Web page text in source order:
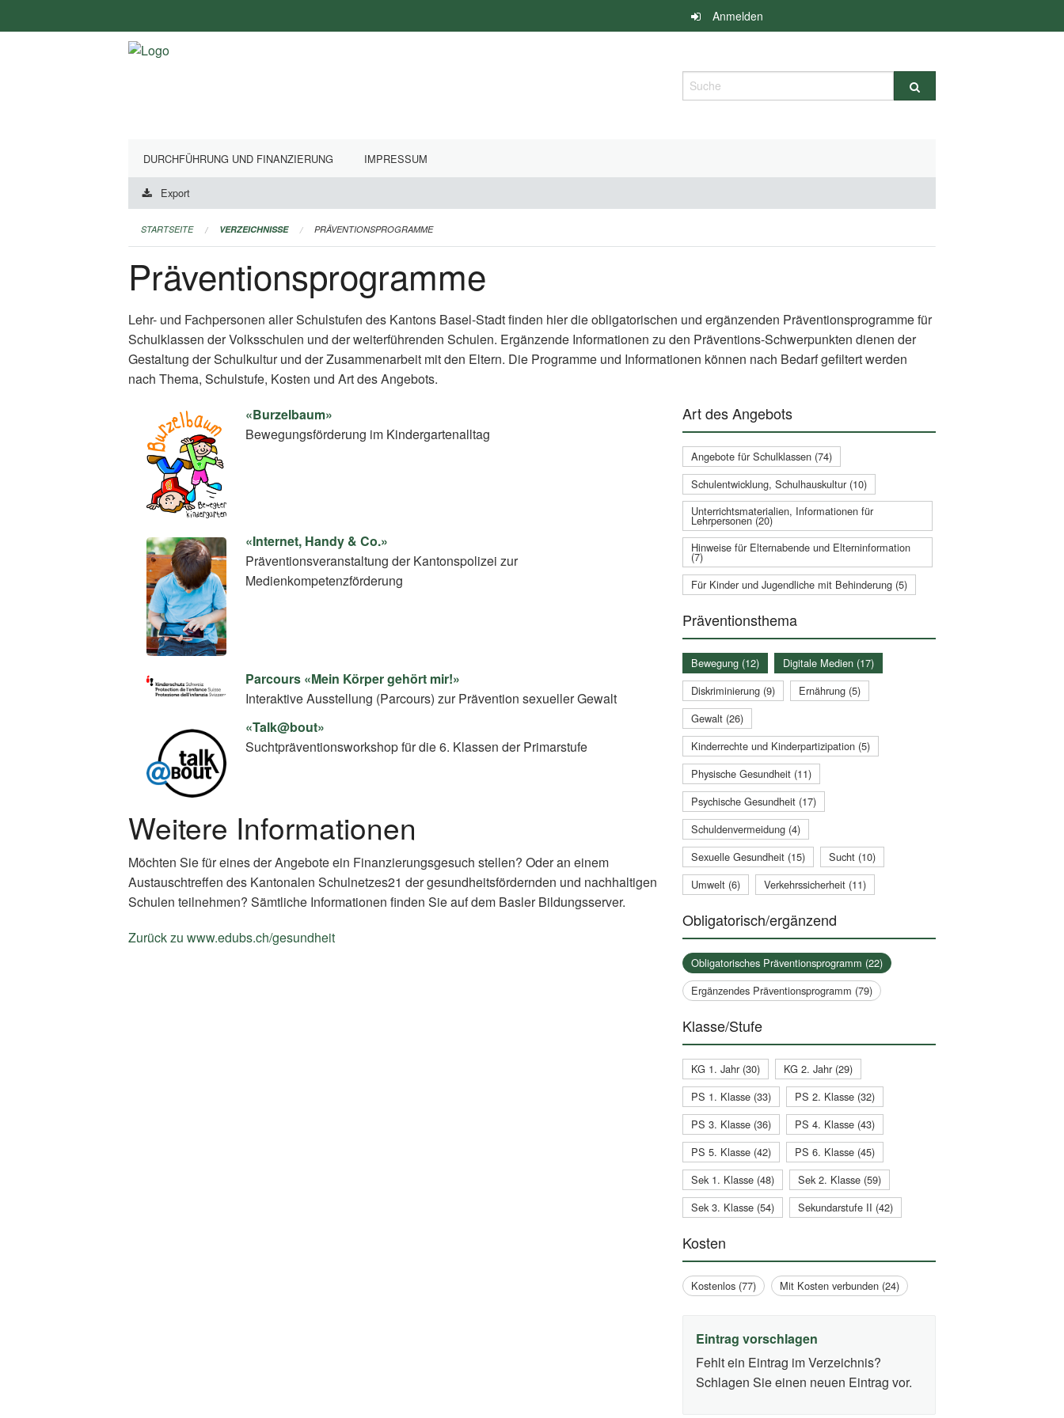
überspringen
Anmelden
Suche
DURCHFÜHRUNG UND FINANZIERUNG IMPRESSUM
Export
STARTSEITE VERZEICHNISSE PRÄVENTIONSPROGRAMME
Präventionsprogramme
Lehr- und Fachpersonen aller Schulstufen des Kantons Basel-Stadt finden hier die obligatorischen und ergänzenden Präventionsprogramme für
Schulklassen der Volksschulen und der weiterführenden Schulen. Ergänzende Informationen zu den Präventions-Schwerpunkten dienen der
Gestaltung der Schulkultur und der Zusammenarbeit mit den Eltern. Die Programme und Informationen können nach Bedarf gefiltert werden
nach Thema, Schulstufe, Kosten und Art des Angebots.
«Burzelbaum»
Bewegungsförderung im Kindergartenalltag
«Internet, Handy & Co.»
Präventionsveranstaltung der Kantonspolizei zur
Medienkompetenzförderung
Parcours «Mein Körper gehört mir!»
Interaktive Ausstellung (Parcours) zur Prävention sexueller Gewalt
«Talk@bout»
Suchtpräventionsworkshop für die 6. Klassen der Primarstufe
Weitere Informationen
Möchten Sie für eines der Angebote ein Finanzierungsgesuch stellen? Oder an einem
Austauschtreffen des Kantonalen Schulnetzes21 der gesundheitsfördernden und nachhaltigen
Schulen teilnehmen? Sämtliche Informationen finden Sie auf dem Basler Bildungsserver.
Zurück zu www.edubs.ch/gesundheit
Art des Angebots
Angebote für Schulklassen (74)
Schulentwicklung, Schulhauskultur (10)
Unterrichtsmaterialien, Informationen für
Lehrpersonen (20)
Hinweise für Elternabende und Elterninformation
(7)
Für Kinder und Jugendliche mit Behinderung (5)
Präventionsthema
Bewegung (12)
Digitale Medien (17)
Diskriminierung (9)
Ernährung (5)
Gewalt (26)
Kinderrechte und Kinderpartizipation (5)
Physische Gesundheit (11)
Psychische Gesundheit (17)
Schuldenvermeidung (4)
Sexuelle Gesundheit (15)
Sucht (10)
Umwelt (6)
Verkehrssicherheit (11)
Obligatorisch/ergänzend
Obligatorisches Präventionsprogramm (22)
Ergänzendes Präventionsprogramm (79)
Klasse/Stufe
KG 1. Jahr (30)
KG 2. Jahr (29)
PS 1. Klasse (33)
PS 2. Klasse (32)
PS 3. Klasse (36)
PS 4. Klasse (43)
PS 5. Klasse (42)
PS 6. Klasse (45)
Sek 1. Klasse (48)
Sek 2. Klasse (59)
Sek 3. Klasse (54)
Sekundarstufe II (42)
Kosten
Kostenlos (77) Mit Kosten verbunden (24)
Eintrag vorschlagen
Fehlt ein Eintrag im Verzeichnis?
Schlagen Sie einen neuen Eintrag vor.